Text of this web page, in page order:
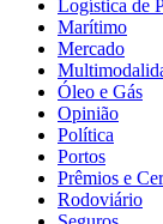
Logística de
Marítimo
Mercado
Óleo e Gás
Opinião
Política
Portos
Prêmios e
Rodoviário